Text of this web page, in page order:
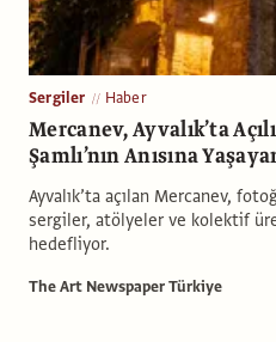
Sergiler Haber
Mercanev, Ayvalık’ta
Şamlı’nın Anısına
Ayvalık’ta açılan Mercanev,
sergiler, atölyeler ve kolektif
hedefliyor.
The Art Newspaper Türkiye